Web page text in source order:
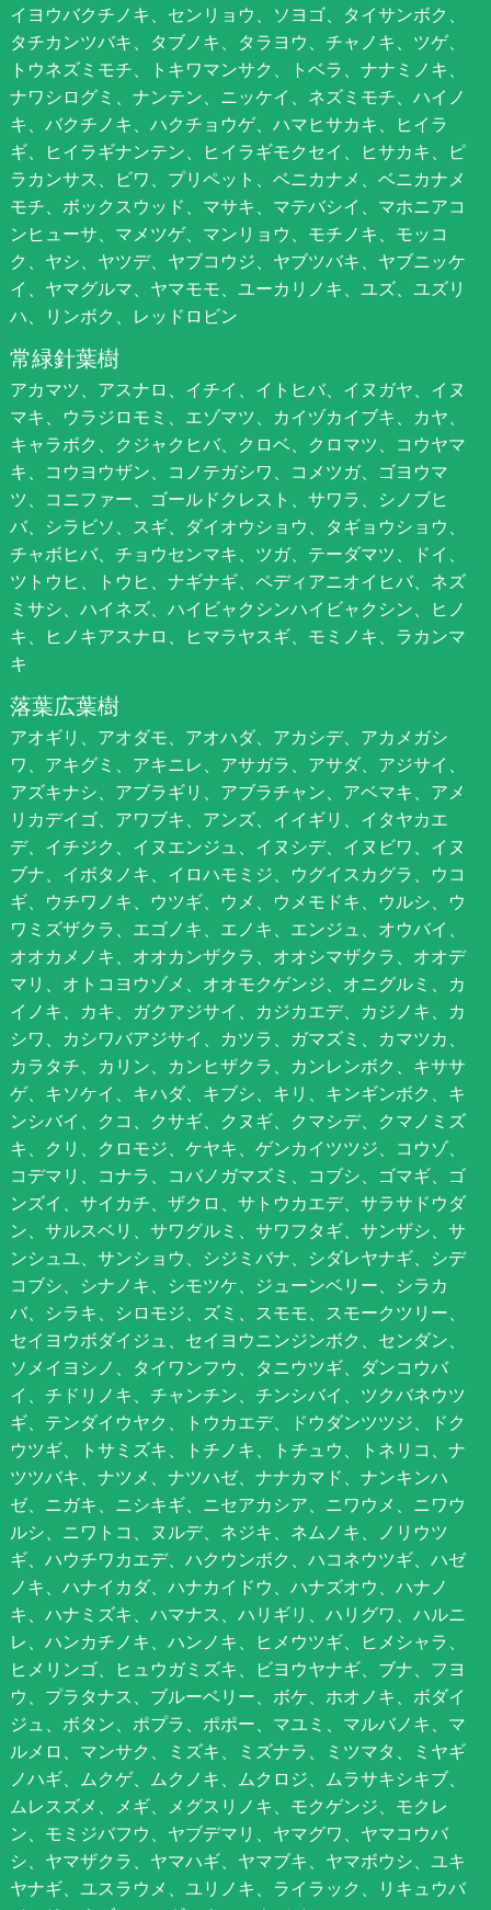
イヨウバクチノキ、センリョウ、ソヨゴ、タイサンボク、
タチカンツバキ、タブノキ、タラヨウ、チャノキ、ツゲ、
トウネズミモチ、トキワマンサク、トベラ、ナナミノキ、
ナワシログミ、ナンテン、ニッケイ、ネズミモチ、ハイノ
キ、バクチノキ、ハクチョウゲ、ハマヒサカキ、ヒイラ
ギ、ヒイラギナンテン、ヒイラギモクセイ、ヒサカキ、ピ
ラカンサス、ビワ、プリペット、ベニカナメ、ベニカナメ
モチ、ボックスウッド、マサキ、マテバシイ、マホニアコ
ンヒューサ、マメツゲ、マンリョウ、モチノキ、モッコ
ク、ヤシ、ヤツデ、ヤブコウジ、ヤブツバキ、ヤブニッケ
イ、ヤマグルマ、ヤマモモ、ユーカリノキ、ユズ、ユズリ
ハ、リンボク、レッドロビン
常緑針葉樹
アカマツ、アスナロ、イチイ、イトヒバ、イヌガヤ、イヌ
マキ、ウラジロモミ、エゾマツ、カイヅカイブキ、カヤ、
キャラボク、クジャクヒバ、クロベ、クロマツ、コウヤマ
キ、コウヨウザン、コノテガシワ、コメツガ、ゴヨウマ
ツ、コニファー、ゴールドクレスト、サワラ、シノブヒ
バ、シラビソ、スギ、ダイオウショウ、タギョウショウ、
チャボヒバ、チョウセンマキ、ツガ、テーダマツ、ドイ、
ツトウヒ、トウヒ、ナギナギ、ペディアニオイヒバ、ネズ
ミサシ、ハイネズ、ハイビャクシンハイビャクシン、ヒノ
キ、ヒノキアスナロ、ヒマラヤスギ、モミノキ、ラカンマ
キ
落葉広葉樹
アオギリ、アオダモ、アオハダ、アカシデ、アカメガシ
ワ、アキグミ、アキニレ、アサガラ、アサダ、アジサイ、
アズキナシ、アブラギリ、アブラチャン、アベマキ、アメ
リカデイゴ、アワブキ、アンズ、イイギリ、イタヤカエ
デ、イチジク、イヌエンジュ、イヌシデ、イヌビワ、イヌ
ブナ、イボタノキ、イロハモミジ、ウグイスカグラ、ウコ
ギ、ウチワノキ、ウツギ、ウメ、ウメモドキ、ウルシ、ウ
ワミズザクラ、エゴノキ、エノキ、エンジュ、オウバイ、
オオカメノキ、オオカンザクラ、オオシマザクラ、オオデ
マリ、オトコヨウゾメ、オオモクゲンジ、オニグルミ、カ
イノキ、カキ、ガクアジサイ、カジカエデ、カジノキ、カ
シワ、カシワバアジサイ、カツラ、ガマズミ、カマツカ、
カラタチ、カリン、カンヒザクラ、カンレンボク、キササ
ゲ、キソケイ、キハダ、キブシ、キリ、キンギンボク、キ
ンシバイ、クコ、クサギ、クヌギ、クマシデ、クマノミズ
キ、クリ、クロモジ、ケヤキ、ゲンカイツツジ、コウゾ、
コデマリ、コナラ、コバノガマズミ、コブシ、ゴマギ、ゴ
ンズイ、サイカチ、ザクロ、サトウカエデ、サラサドウダ
ン、サルスベリ、サワグルミ、サワフタギ、サンザシ、サ
ンシュユ、サンショウ、シジミバナ、シダレヤナギ、シデ
コブシ、シナノキ、シモツケ、ジューンベリー、シラカ
バ、シラキ、シロモジ、ズミ、スモモ、スモークツリー、
セイヨウボダイジュ、セイヨウニンジンボク、センダン、
ソメイヨシノ、タイワンフウ、タニウツギ、ダンコウバ
イ、チドリノキ、チャンチン、チンシバイ、ツクバネウツ
ギ、テンダイウヤク、トウカエデ、ドウダンツツジ、ドク
ウツギ、トサミズキ、トチノキ、トチュウ、トネリコ、ナ
ツツバキ、ナツメ、ナツハゼ、ナナカマド、ナンキンハ
ゼ、ニガキ、ニシキギ、ニセアカシア、ニワウメ、ニワウ
ルシ、ニワトコ、ヌルデ、ネジキ、ネムノキ、ノリウツ
ギ、ハウチワカエデ、ハクウンボク、ハコネウツギ、ハゼ
ノキ、ハナイカダ、ハナカイドウ、ハナズオウ、ハナノ
キ、ハナミズキ、ハマナス、ハリギリ、ハリグワ、ハルニ
レ、ハンカチノキ、ハンノキ、ヒメウツギ、ヒメシャラ、
ヒメリンゴ、ヒュウガミズキ、ビヨウヤナギ、ブナ、フヨ
ウ、プラタナス、ブルーベリー、ボケ、ホオノキ、ボダイ
ジュ、ボタン、ポプラ、ポポー、マユミ、マルバノキ、マ
ルメロ、マンサク、ミズキ、ミズナラ、ミツマタ、ミヤギ
ノハギ、ムクゲ、ムクノキ、ムクロジ、ムラサキシキブ、
ムレスズメ、メギ、メグスリノキ、モクゲンジ、モクレ
ン、モミジバフウ、ヤブデマリ、ヤマグワ、ヤマコウバ
シ、ヤマザクラ、ヤマハギ、ヤマブキ、ヤマボウシ、ユキ
ヤナギ、ユスラウメ、ユリノキ、ライラック、リキュウバ